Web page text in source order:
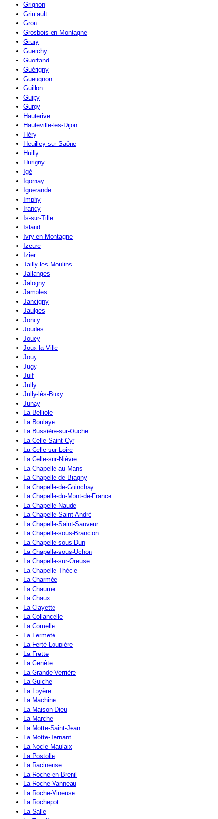
Grignon
Grimault
Gron
Grosbois-en-Montagne
Grury
Guerchy
Guerfand
Guérigny
Gueugnon
Guillon
Guipy
Gurgy
Hauterive
Hauteville-lès-Dijon
Héry
Heuilley-sur-Saône
Huilly
Hurigny
Igé
Igornay
Iguerande
Imphy
Irancy
Is-sur-Tille
Island
Ivry-en-Montagne
Izeure
Izier
Jailly-les-Moulins
Jallanges
Jalogny
Jambles
Jancigny
Jaulges
Joncy
Joudes
Jouey
Joux-la-Ville
Jouy
Jugy
Juif
Jully
Jully-lès-Buxy
Junay
La Belliole
La Boulaye
La Bussière-sur-Ouche
La Celle-Saint-Cyr
La Celle-sur-Loire
La Celle-sur-Nièvre
La Chapelle-au-Mans
La Chapelle-de-Bragny
La Chapelle-de-Guinchay
La Chapelle-du-Mont-de-France
La Chapelle-Naude
La Chapelle-Saint-André
La Chapelle-Saint-Sauveur
La Chapelle-sous-Brancion
La Chapelle-sous-Dun
La Chapelle-sous-Uchon
La Chapelle-sur-Oreuse
La Chapelle-Thècle
La Charmée
La Chaume
La Chaux
La Clayette
La Collancelle
La Comelle
La Fermeté
La Ferté-Loupière
La Frette
La Genête
La Grande-Verrière
La Guiche
La Loyère
La Machine
La Maison-Dieu
La Marche
La Motte-Saint-Jean
La Motte-Ternant
La Nocle-Maulaix
La Postolle
La Racineuse
La Roche-en-Brenil
La Roche-Vanneau
La Roche-Vineuse
La Rochepot
La Salle